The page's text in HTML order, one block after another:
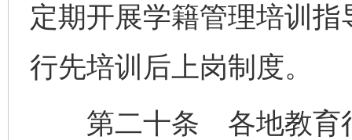
定期开展学籍管理培训
行先培训后上岗制度。
第二十条 各地教育行